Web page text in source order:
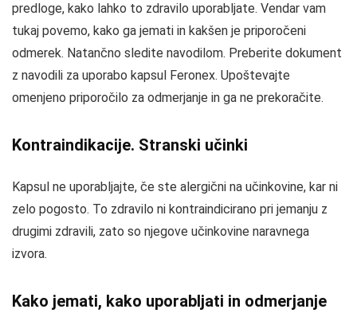
predloge, kako lahko to zdravilo uporabljate. Vendar vam
tukaj povemo, kako ga jemati in kakšen je priporočeni
odmerek. Natančno sledite navodilom. Preberite dokument
z navodili za uporabo kapsul Feronex. Upoštevajte
omenjeno priporočilo za odmerjanje in ga ne prekoračite.
Kontraindikacije. Stranski učinki
Kapsul ne uporabljajte, če ste alergični na učinkovine, kar ni
zelo pogosto. To zdravilo ni kontraindicirano pri jemanju z
drugimi zdravili, zato so njegove učinkovine naravnega
izvora.
Kako jemati, kako uporabljati in odmerjanje